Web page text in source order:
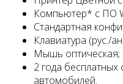
Компьютер* с ПО
Стандартная
Клавиатура (рус./
Мышь оптическая;
2 года
автомобилей.